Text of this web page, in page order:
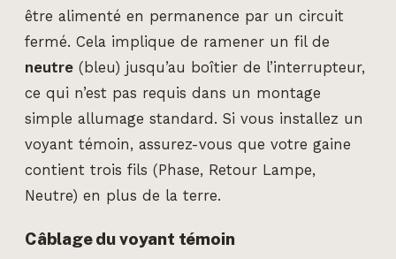
être alimenté en permanence par un circuit
fermé. Cela implique de ramener un fil de
neutre (bleu) jusqu’au boîtier de l’interrupteur,
ce qui n’est pas requis dans un montage
simple allumage standard. Si vous installez un
voyant témoin, assurez-vous que votre gaine
contient trois fils (Phase, Retour Lampe,
Neutre) en plus de la terre.
Câblage du voyant témoin